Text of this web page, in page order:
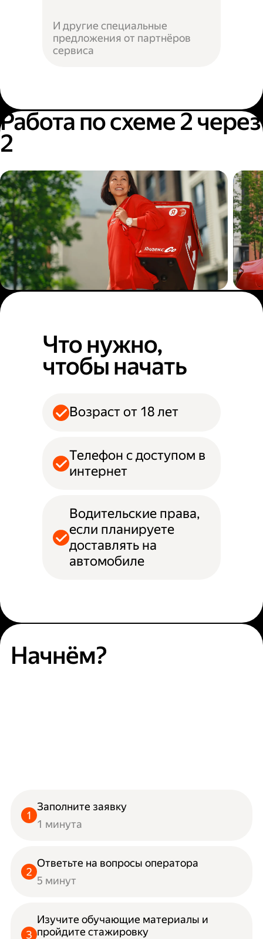
И другие специальные
предложения от партнёров
сервиса
Работа по схеме 2 через
2
Пеший курьер
Что нужно,
чтобы начать
Возраст от 18 лет
Телефон с доступом в
интернет
Водительские права,
если планируете
доставлять на
автомобиле
Начнём?
Заполните заявку
1 минута
Ответьте на вопросы оператора
5 минут
Изучите обучающие материалы и
пройдите стажировку